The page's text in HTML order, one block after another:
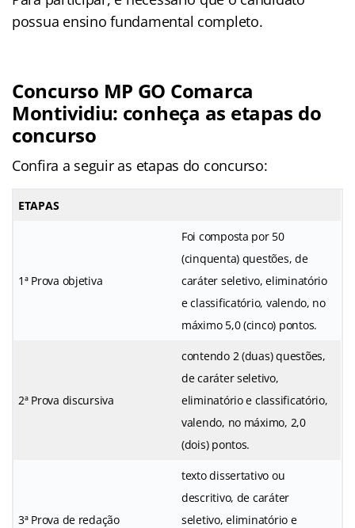
possua ensino fundamental completo.
Concurso MP GO Comarca
Montividiu: conheça as etapas do
concurso
Confira a seguir as etapas do concurso:
ETAPAS
1ª Prova objetiva
Foi composta por 50
(cinquenta) questões, de
caráter seletivo, eliminatório
e classificatório, valendo, no
máximo 5,0 (cinco) pontos.
2ª Prova discursiva
contendo 2 (duas) questões,
de caráter seletivo,
eliminatório e classificatório,
valendo, no máximo, 2,0
(dois) pontos.
3ª Prova de redação
texto dissertativo ou
descritivo, de caráter
seletivo, eliminatório e